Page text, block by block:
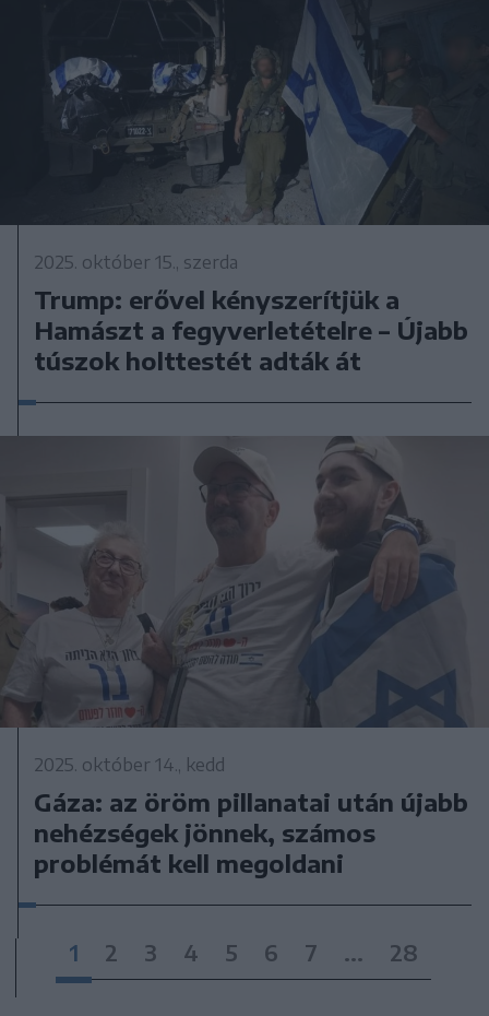
2025. október 15., szerda
Trump: erővel kényszerítjük a
Hamászt a fegyverletételre – Újabb
túszok holttestét adták át
2025. október 14., kedd
Gáza: az öröm pillanatai után újabb
nehézségek jönnek, számos
problémát kell megoldani
1 2 3 4 5 6 7 ... 28